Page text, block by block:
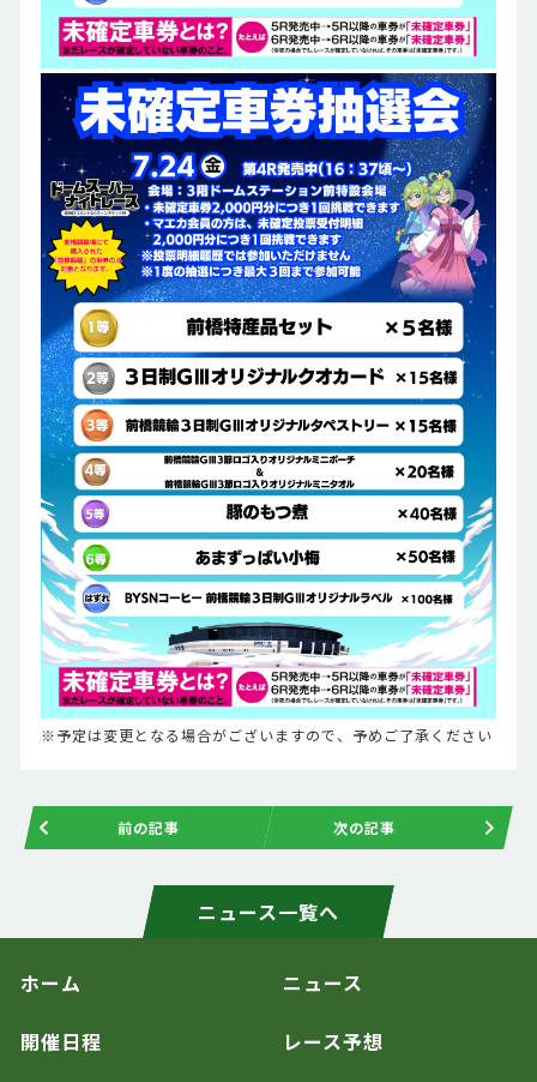
※予定は変更となる場合がございますので、予めご了承ください
前の記事 次の記事
ニュース一覧へ
ホーム ニュース
開催日程 レース予想